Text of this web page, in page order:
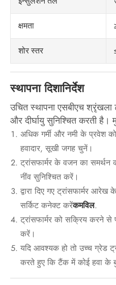
क्षमता
शोर स्तर
स्थापना दिशानिर्देश
उचित स्थापना एसबीएच श्रृंखला
और दीर्घायु सुनिश्चित करती है।
अधिक गर्मी और नमी के प्रवेश
हवादार, सूखी जगह चुनें।
ट्रांसफार्मर के वजन का समर्थन
नींव सुनिश्चित करें।
द्वारा दिए गए ट्रांसफार्मर
सर्किट कनेक्ट करेंकमविल.
ट्रांसफार्मर को सक्रिय करने से
करें।
यदि आवश्यक हो तो उच्च ग्रेड
करते हुए कि टैंक में कोई हवा के